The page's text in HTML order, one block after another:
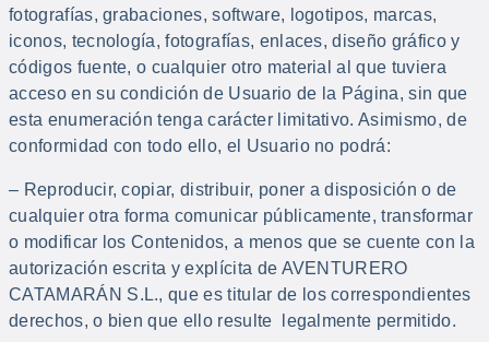
fotografías, grabaciones, software, logotipos, marcas,
iconos, tecnología, fotografías, enlaces, diseño gráfico y
códigos fuente, o cualquier otro material al que tuviera
acceso en su condición de Usuario de la Página, sin que
esta enumeración tenga carácter limitativo. Asimismo, de
conformidad con todo ello, el Usuario no podrá:
– Reproducir, copiar, distribuir, poner a disposición o de
cualquier otra forma comunicar públicamente, transformar
o modificar los Contenidos, a menos que se cuente con la
autorización escrita y explícita de AVENTURERO
CATAMARÁN S.L., que es titular de los correspondientes
derechos, o bien que ello resulte legalmente permitido.